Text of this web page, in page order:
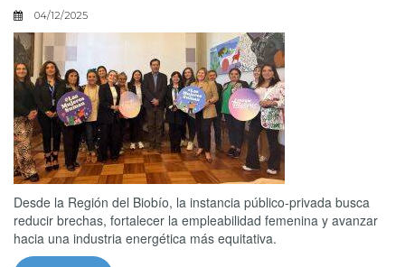
04/12/2025
Desde la Región del Biobío, la instancia público-privada busca
reducir brechas, fortalecer la empleabilidad femenina y avanzar
hacia una industria energética más equitativa.